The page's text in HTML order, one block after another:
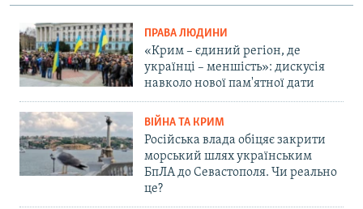
ПРАВА ЛЮДИНИ
«Крим – єдиний регіон, де
українці – меншість»: дискусія
навколо нової пам'ятної дати
ВІЙНА ТА КРИМ
Російська влада обіцяє закрити
морський шлях українським
БпЛА до Севастополя. Чи реально
це?